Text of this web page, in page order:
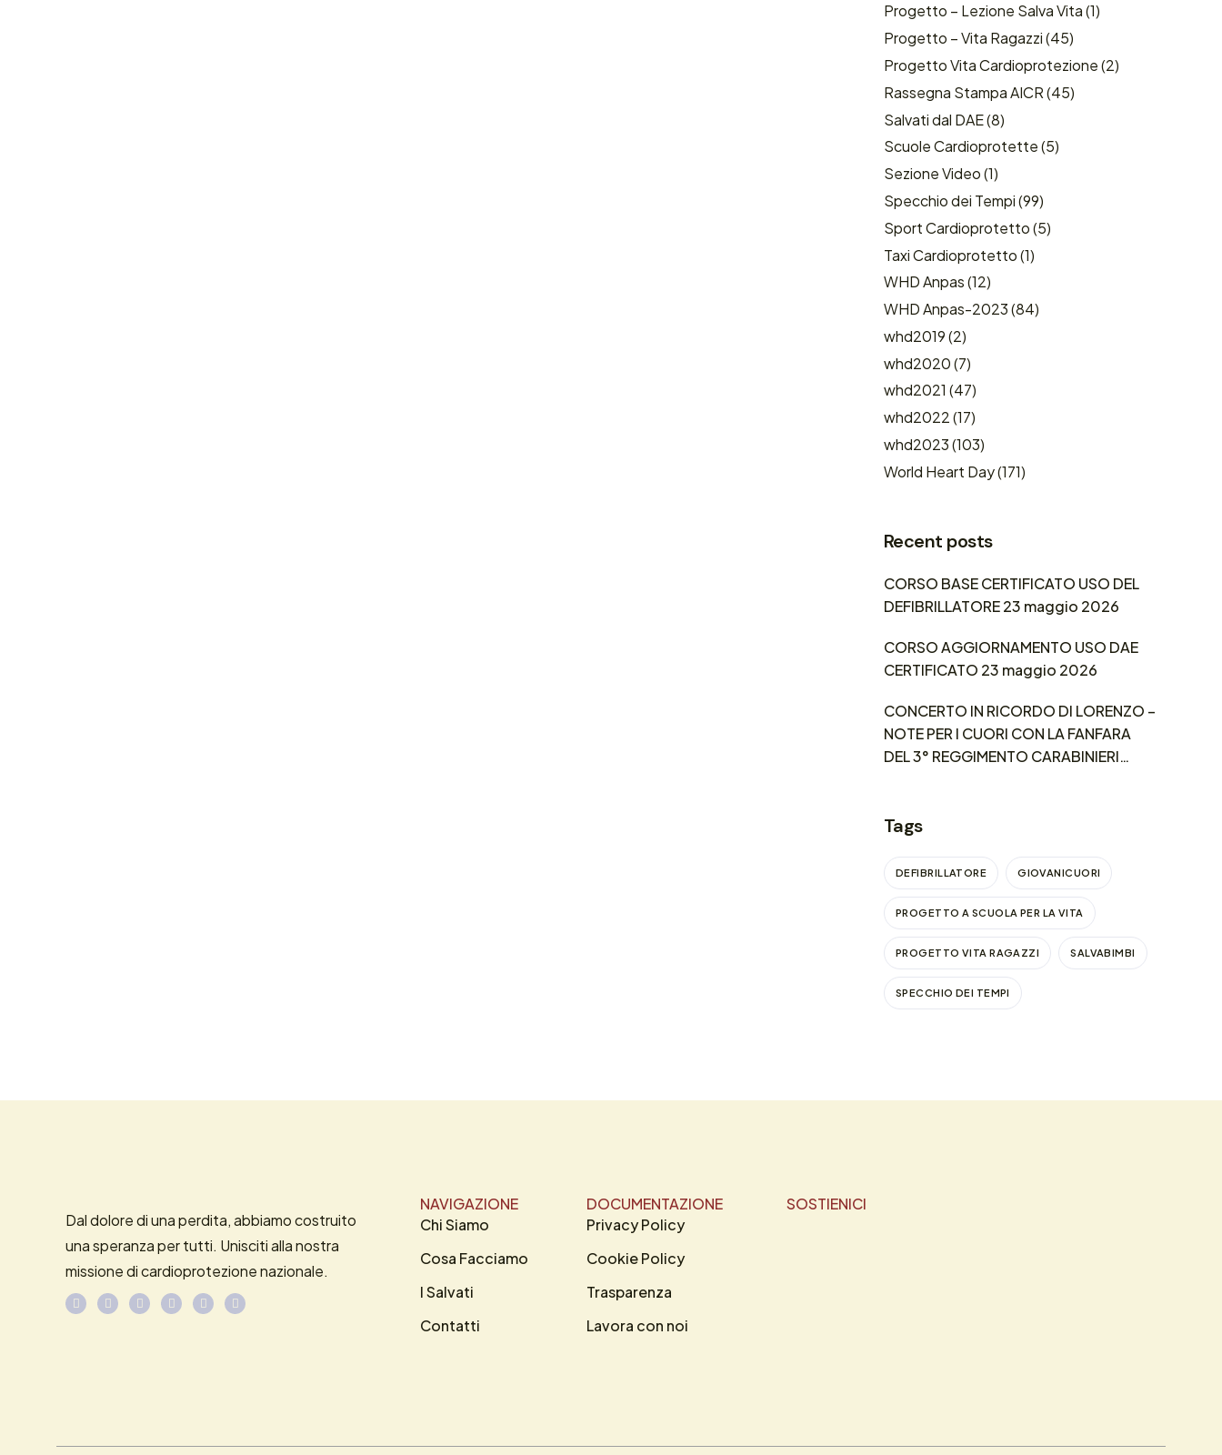
Progetto – Lezione Salva Vita(1)
Progetto – Vita Ragazzi(45)
Progetto Vita Cardioprotezione(2)
Rassegna Stampa AICR(45)
Salvati dal DAE(8)
Scuole Cardioprotette(5)
Sezione Video(1)
Specchio dei Tempi(99)
Sport Cardioprotetto(5)
Taxi Cardioprotetto(1)
WHD Anpas(12)
WHD Anpas-2023(84)
whd2019(2)
whd2020(7)
whd2021 (47)
whd2022(17)
whd2023(103)
World Heart Day(171)
Recent posts
CORSO BASE CERTIFICATO USO DEL
DEFIBRILLATORE 23 maggio 2026
CORSO AGGIORNAMENTO USO DAE
CERTIFICATO 23 maggio 2026
CONCERTO IN RICORDO DI LORENZO –
NOTE PER I CUORI CON LA FANFARA
DEL 3° REGGIMENTO CARABINIERI
Tags
DEFIBRILLATORE GIOVANICUORI
PROGETTO A SCUOLA PER LA VITA
PROGETTO VITA RAGAZZI SALVABIMBI
SPECCHIO DEI TEMPI
Dal dolore di una perdita, abbiamo costruito
una speranza per tutti. Unisciti alla nostra
missione di cardioprotezione nazionale.
NAVIGAZIONE
Chi Siamo
Cosa Facciamo
I Salvati
Contatti
DOCUMENTAZIONE
Privacy Policy
Cookie Policy
Trasparenza
Lavora con noi
SOSTIENICI